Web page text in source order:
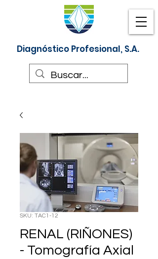
Diagnóstico Profesional, S.A.
SKU: TAC1-12
RENAL (RIÑONES)
- Tomografía Axial